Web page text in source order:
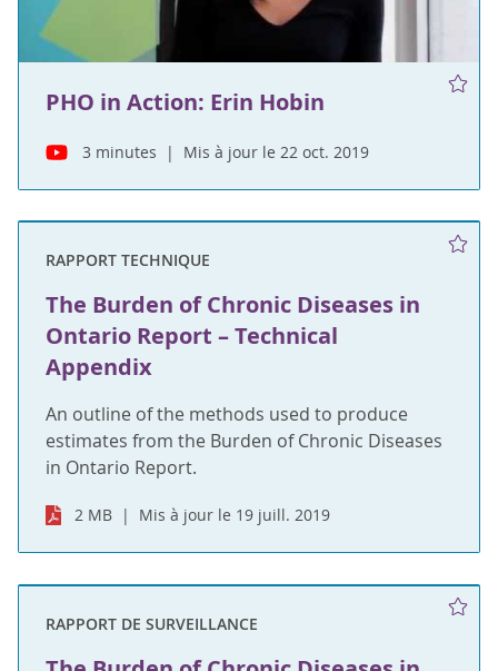
PHO in Action: Erin Hobin
3 minutes Mis à jour le 22 oct. 2019
RAPPORT TECHNIQUE
The Burden of Chronic Diseases in
Ontario Report – Technical
Appendix
An outline of the methods used to produce
estimates from the Burden of Chronic Diseases
in Ontario Report.
2 MB Mis à jour le 19 juill. 2019
RAPPORT DE SURVEILLANCE